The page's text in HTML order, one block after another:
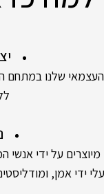
שלנו במתחם
על ידי אנשי
ידי אמן,